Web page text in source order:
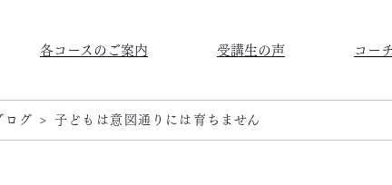
各コースのご案内 受講生の声 コー
ログ > 子どもは意図通りには育ちません